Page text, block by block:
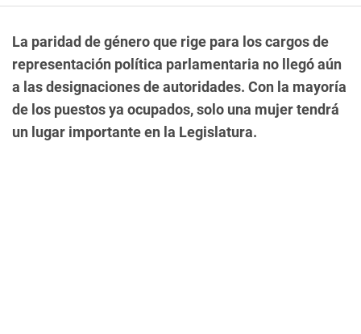
La paridad de género que rige para los cargos de
representación política parlamentaria no llegó aún
a las designaciones de autoridades. Con la mayoría
de los puestos ya ocupados, solo una mujer tendrá
un lugar importante en la Legislatura.